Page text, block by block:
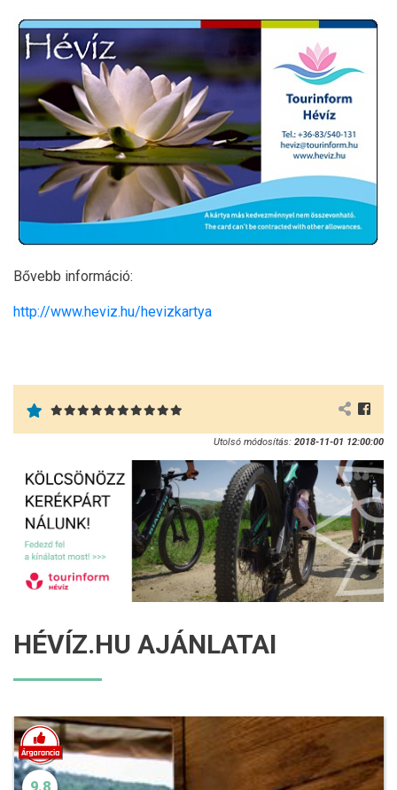
Bővebb információ:
http://www.heviz.hu/hevizkartya
Utolsó módosítás: 2018-11-01 12:00:00
HÉVÍZ.HU AJÁNLATAI